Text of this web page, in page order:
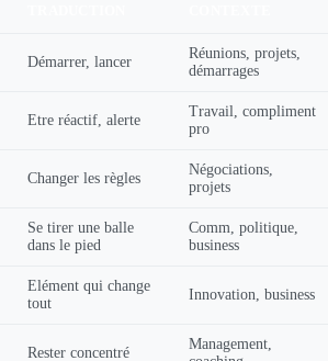
Démarrer, lancer
Réunions, projets,
démarrages
Etre réactif, alerte
Travail, compliment
pro
Changer les règles
Négociations,
projets
Se tirer une balle
dans le pied
Comm, politique,
business
Elément qui change
tout
Innovation, business
Rester concentré
Management,